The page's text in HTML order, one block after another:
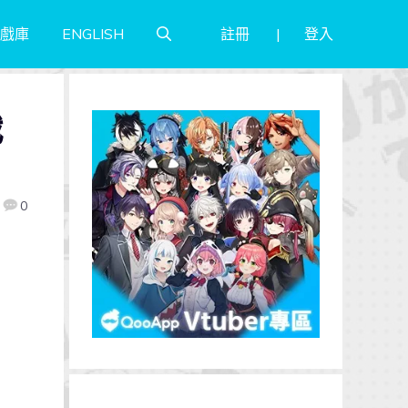
庫 ENGLISH 註冊 登入
0